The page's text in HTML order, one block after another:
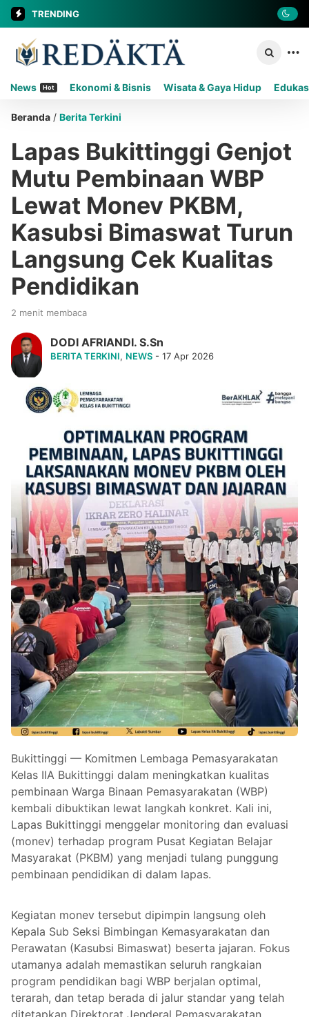
TRENDING
News Hot Ekonomi & Bisnis Wisata & Gaya Hidup
Beranda / Berita Terkini
Lapas Bukittinggi Genjot
Mutu Pembinaan WBP
Lewat Monev PKBM,
Kasubsi Bimaswat Turun
Langsung Cek Kualitas
Pendidikan
2 menit membaca
DODI AFRIANDI. S.Sn
BERITA TERKINI, NEWS - 17 Apr 2026
Bukittinggi — Komitmen Lembaga Pemasyarakatan
Kelas IIA Bukittinggi dalam meningkatkan kualitas
pembinaan Warga Binaan Pemasyarakatan (WBP)
kembali dibuktikan lewat langkah konkret. Kali ini,
Lapas Bukittinggi menggelar monitoring dan evaluasi
(monev) terhadap program Pusat Kegiatan Belajar
Masyarakat (PKBM) yang menjadi tulang punggung
pembinaan pendidikan di dalam lapas.
Kegiatan monev tersebut dipimpin langsung oleh
Kepala Sub Seksi Bimbingan Kemasyarakatan dan
Perawatan (Kasubsi Bimaswat) beserta jajaran. Fokus
utamanya adalah memastikan seluruh rangkaian
program pendidikan bagi WBP berjalan optimal,
terarah, dan tetap berada di jalur standar yang telah
ditetapkan Direktorat Jenderal Pemasyarakatan.